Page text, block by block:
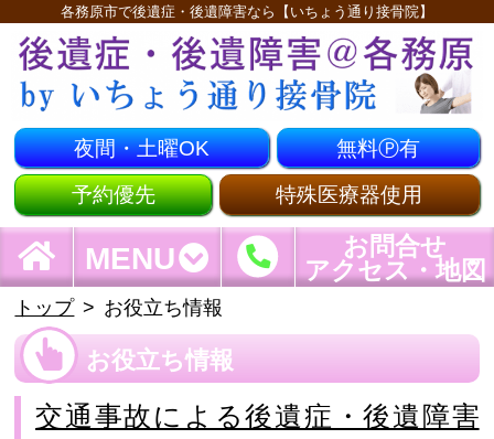
各務原市で後遺症・後遺障害なら【いちょう通り接骨院】
夜間・土曜OK 無料Ⓟ有
予約優先 特殊医療器使用
MENU
お問合せ
アクセス・地図
トップ お役立ち情報
お役立ち情報
交通事故による後遺症・後遺障害